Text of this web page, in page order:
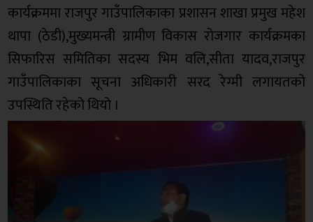
कार्यक्रममा राजपुर गाउँपालिकाका प्रशासन शाखा प्रमुख महेश
थापा (ठेडी),मुख्यमन्त्री ग्रामीण विकास रोजगार कार्यक्रमका
सिफारिस समितिका सदस्य भिम वलि,सीता यादव,राजपुर
गाउँपालिकाका सूचना अधिकारी सरद रेग्मी लगायतको
उपस्थिति रहेको थियो ।